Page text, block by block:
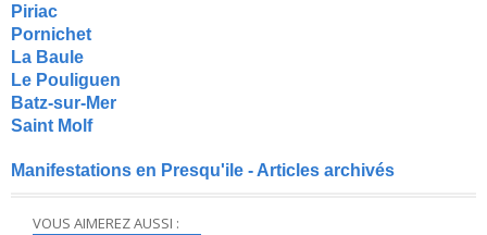
VOUS AIMEREZ AUSSI :
Piriac
Pornichet
La Baule
Le Pouliguen
Batz-sur-Mer
Saint Molf
Manifestations en Presqu'ile - Articles archivés